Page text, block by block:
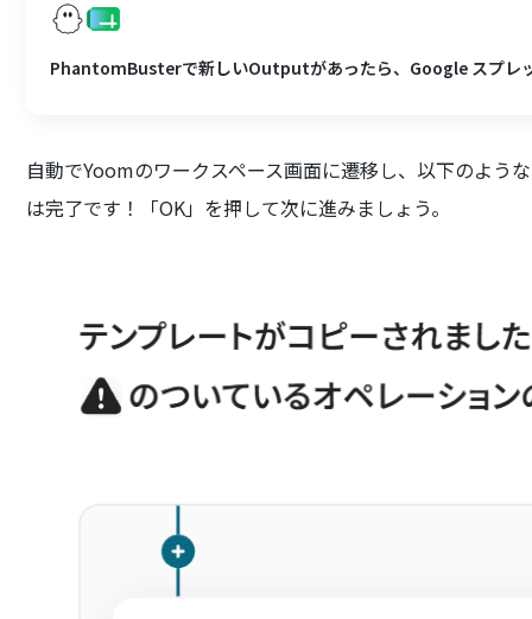
PhantomBusterで新しいOutputがあったら、Google スプレ
自動でYoomのワークスペース画面に遷移し、以下のよう
は完了です！「OK」を押して次に進みましょう。